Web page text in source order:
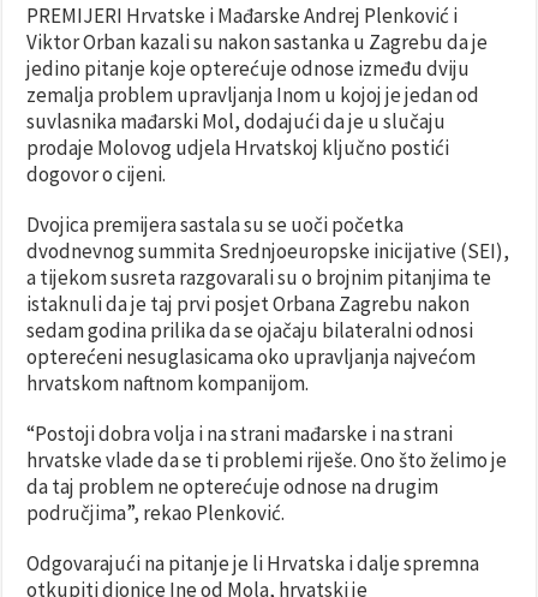
PREMIJERI Hrvatske i Mađarske Andrej Plenković i
Viktor Orban kazali su nakon sastanka u Zagrebu da je
jedino pitanje koje opterećuje odnose između dviju
zemalja problem upravljanja Inom u kojoj je jedan od
suvlasnika mađarski Mol, dodajući da je u slučaju
prodaje Molovog udjela Hrvatskoj ključno postići
dogovor o cijeni.
Dvojica premijera sastala su se uoči početka
dvodnevnog summita Srednjoeuropske inicijative (SEI),
a tijekom susreta razgovarali su o brojnim pitanjima te
istaknuli da je taj prvi posjet Orbana Zagrebu nakon
sedam godina prilika da se ojačaju bilateralni odnosi
opterećeni nesuglasicama oko upravljanja najvećom
hrvatskom naftnom kompanijom.
“Postoji dobra volja i na strani mađarske i na strani
hrvatske vlade da se ti problemi riješe. Ono što želimo je
da taj problem ne opterećuje odnose na drugim
područjima”, rekao Plenković.
Odgovarajući na pitanje je li Hrvatska i dalje spremna
otkupiti dionice Ine od Mola, hrvatski je